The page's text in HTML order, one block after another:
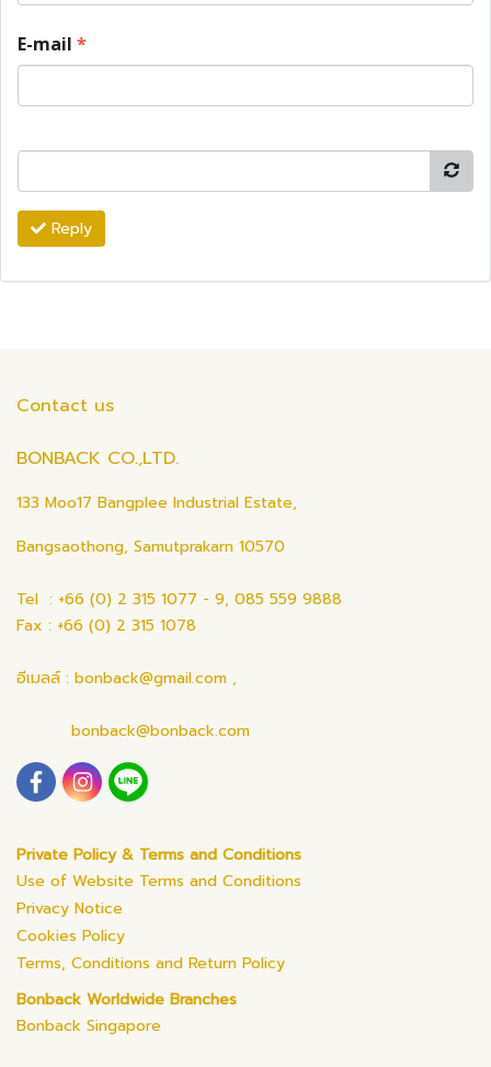
E-mail *
Reply
Contact us
BONBACK CO.,LTD.
133 Moo17 Bangplee Industrial Estate,
Bangsaothong, Samutprakarn 10570
Tel : +66 (0) 2 315 1077 - 9, 085 559 9888
Fax : +66 (0) 2 315 1078
อีเมลล์ : bonback@gmail.com ,
bonback@bonback.com
Private Policy & Terms and Conditions
Use of Website Terms and Conditions
Privacy Notice
Cookies Policy
Terms, Conditions and Return Policy
Bonback Worldwide Branches
Bonback Singapore